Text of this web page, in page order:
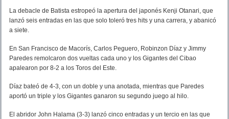
La debacle de Batista estropeó la apertura del japonés Kenji Otanari, que
lanzó seis entradas en las que solo toleró tres hits y una carrera, y abanicó
a siete.
En San Francisco de Macorís, Carlos Peguero, Robinzon Díaz y Jimmy
Paredes remolcaron dos vueltas cada uno y los Gigantes del Cibao
apalearon por 8-2 a los Toros del Este.
Díaz bateó de 4-3, con un doble y una anotada, mientras que Paredes
aportó un triple y los Gigantes ganaron su segundo juego al hilo.
El abridor John Halama (3-3) lanzó cinco entradas y un tercio en las que